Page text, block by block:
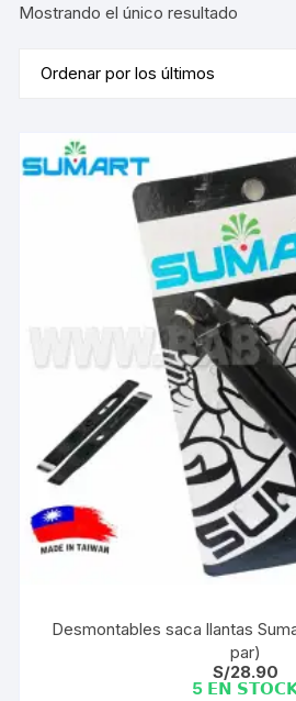
Mostrando el único resultado
Desmontables saca llantas
par)
S/28.90
5 𝗘𝗡